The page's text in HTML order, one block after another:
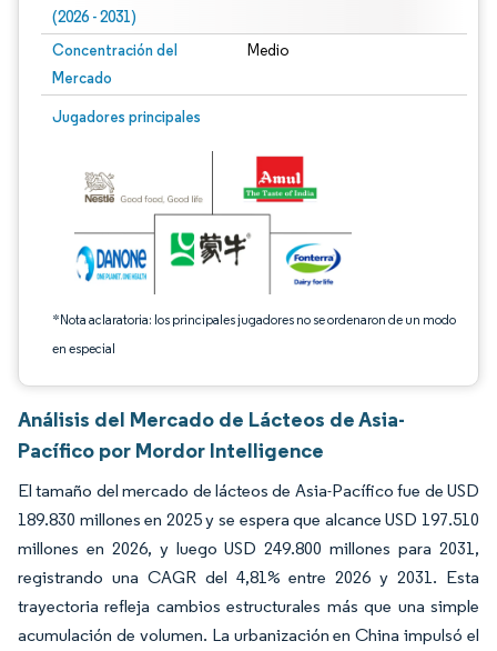
(2026 - 2031)
Concentración del
Mercado
Medio
Jugadores principales
*Nota aclaratoria: los principales jugadores no se ordenaron de un modo
en especial
Imagen © Mordor Intelligence. El uso requiere atribución según CC BY 4.0.
Análisis del Mercado de Lácteos de Asia-
Pacífico por Mordor Intelligence
El tamaño del mercado de lácteos de Asia-Pacífico fue de USD
189.830 millones en 2025 y se espera que alcance USD 197.510
millones en 2026, y luego USD 249.800 millones para 2031,
registrando una CAGR del 4,81% entre 2026 y 2031. Esta
trayectoria refleja cambios estructurales más que una simple
acumulación de volumen. La urbanización en China impulsó el